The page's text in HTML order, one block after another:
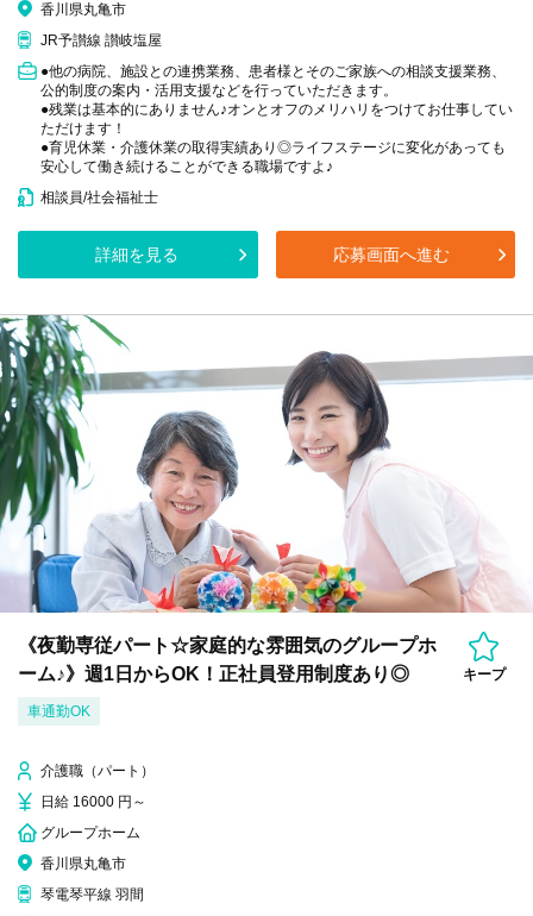
香川県丸亀市
JR予讃線 讃岐塩屋
●他の病院、施設との連携業務、患者様とそのご家族への相談支援業務、
公的制度の案内・活用支援などを行っていただきます。
●残業は基本的にありません♪オンとオフのメリハリをつけてお仕事してい
ただけます！
●育児休業・介護休業の取得実績あり◎ライフステージに変化があっても
安心して働き続けることができる職場ですよ♪
相談員/社会福祉士
詳細を見る 応募画面へ進む
《夜勤専従パート☆家庭的な雰囲気のグループホ
ーム♪》週1日からOK！正社員登用制度あり◎
キープ
車通勤OK
介護職（パート）
日給 16000 円～
グループホーム
香川県丸亀市
琴電琴平線 羽間